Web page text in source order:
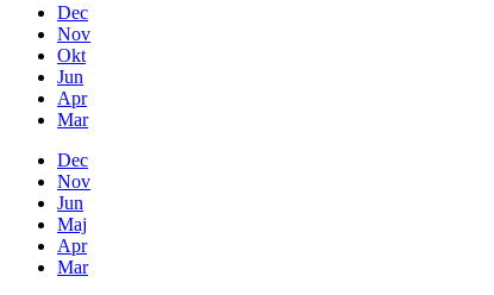
Dec
Nov
Okt
Jun
Apr
Mar
Dec
Nov
Jun
Maj
Apr
Mar